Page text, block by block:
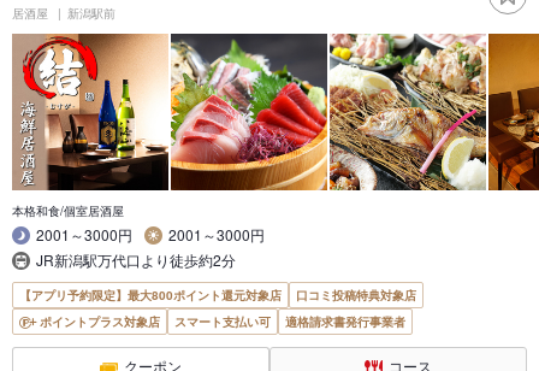
居酒屋 新潟駅前
本格和食/個室居酒屋
2001～3000円
2001～3000円
JR新潟駅万代口より徒歩約2分
【アプリ予約限定】最大800ポイント還元対象店
口コミ投稿特典対象店
ポイントプラス対象店
スマート支払い可 適格請求書発行事業者
クーポン コース